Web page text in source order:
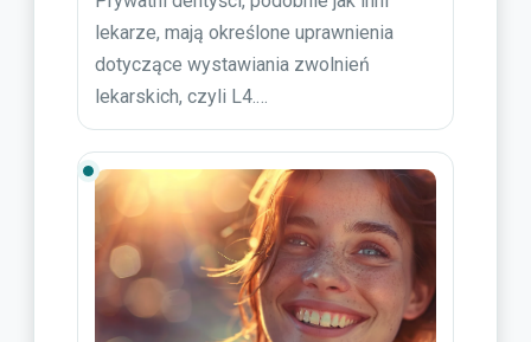
lekarze, mają określone uprawnienia
dotyczące wystawiania zwolnień
lekarskich, czyli L4.…